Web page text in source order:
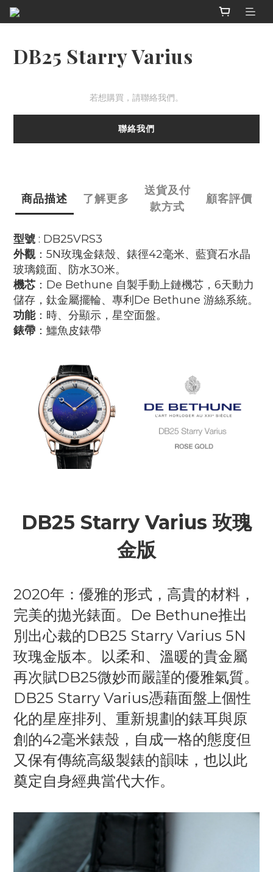
DB25 Starry Varius
若想購買，請聯絡我們。
聯絡我們
商品描述 了解更多
送貨及付
款方式
顧客評價
型號 : DB25VRS3
外觀： 5N玫瑰金錶殼、錶徑42毫米、藍寶石水晶
玻璃鏡面、防水30米。
機芯 ： De Bethune 自製手動上鏈機芯，6天動力
儲存，鈦金屬擺輪、專利De Bethune 游絲系統。
功能： 時、分顯示，星空面盤。
錶帶 ： 鱷魚皮錶帶
DB25 Starry Varius 玫瑰
金版
2020年：優雅的形式，高貴的材料，
完美的拋光錶面。De Bethune推出
別出心裁的DB25 Starry Varius 5N
玫瑰金版本。以柔和、溫暖的貴金屬
再次賦DB25微妙而嚴謹的優雅氣質。
DB25 Starry Varius憑藉面盤上個性
化的星座排列、重新規劃的錶耳與原
創的42毫米錶殼，自成一格的態度但
又保有傳統高級製錶的韻味，也以此
奠定自身經典當代大作。